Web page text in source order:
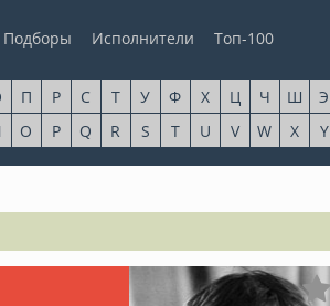
Подборы Исполнители Топ-100
П Р С Т У Ф Х Ц Ч Ш Э
O P Q R S T U V W X Y